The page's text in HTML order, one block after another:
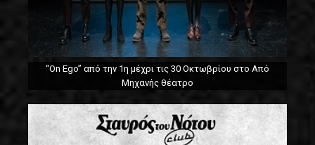
“On Ego” από την 1η μέχρι τις 30 Οκτωβρίου στο Από
Μηχανής θέατρο